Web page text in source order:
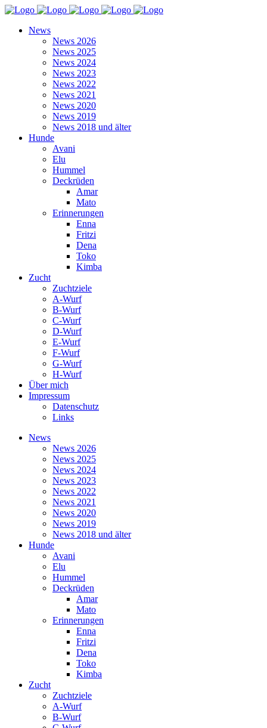
News
News 2026
News 2025
News 2024
News 2023
News 2022
News 2021
News 2020
News 2019
News 2018 und älter
Hunde
Avani
Elu
Hummel
Deckrüden
Amar
Mato
Erinnerungen
Enna
Fritzi
Dena
Toko
Kimba
Zucht
Zuchtziele
A-Wurf
B-Wurf
C-Wurf
D-Wurf
E-Wurf
F-Wurf
G-Wurf
H-Wurf
Über mich
Impressum
Datenschutz
Links
News
News 2026
News 2025
News 2024
News 2023
News 2022
News 2021
News 2020
News 2019
News 2018 und älter
Hunde
Avani
Elu
Hummel
Deckrüden
Amar
Mato
Erinnerungen
Enna
Fritzi
Dena
Toko
Kimba
Zucht
Zuchtziele
A-Wurf
B-Wurf